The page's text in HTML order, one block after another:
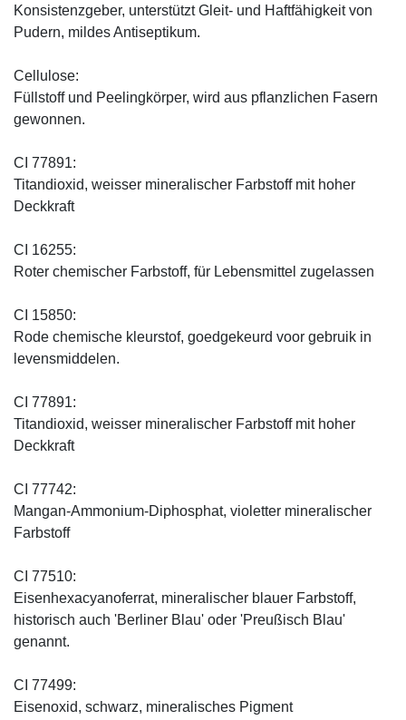
Konsistenzgeber, unterstützt Gleit- und Haftfähigkeit von
Pudern, mildes Antiseptikum.
Cellulose:
Füllstoff und Peelingkörper, wird aus pflanzlichen Fasern
gewonnen.
CI 77891:
Titandioxid, weisser mineralischer Farbstoff mit hoher
Deckkraft
CI 16255:
Roter chemischer Farbstoff, für Lebensmittel zugelassen
CI 15850:
Rode chemische kleurstof, goedgekeurd voor gebruik in
levensmiddelen.
CI 77891:
Titandioxid, weisser mineralischer Farbstoff mit hoher
Deckkraft
CI 77742:
Mangan-Ammonium-Diphosphat, violetter mineralischer
Farbstoff
CI 77510:
Eisenhexacyanoferrat, mineralischer blauer Farbstoff,
historisch auch 'Berliner Blau' oder 'Preußisch Blau'
genannt.
CI 77499:
Eisenoxid, schwarz, mineralisches Pigment